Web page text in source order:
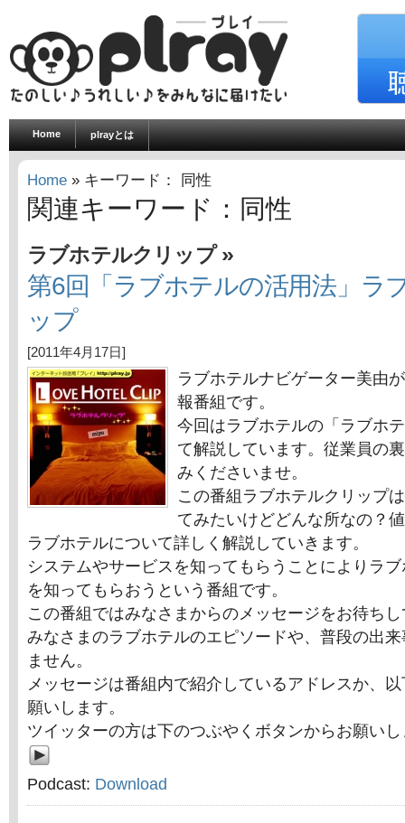
Home plrayとは
Home » キーワード： 同性
関連キーワード：同性
ラブホテルクリップ»
第6回「ラブホテルの活用法」ラ
ップ
[2011年4月17日]
ラブホテルナビゲーター美由
報番組です。
今回はラブホテルの「ラブホ
て解説しています。従業員の
みくださいませ。
この番組ラブホテルクリップ
てみたいけどどんな所なの？
ラブホテルについて詳しく解説していきます。
システムやサービスを知ってもらうことによりラ
を知ってもらおうという番組です。
この番組ではみなさまからのメッセージをお待ち
みなさまのラブホテルのエピソードや、普段の出
ません。
メッセージは番組内で紹介しているアドレスか、
願いします。
ツイッターの方は下のつぶやくボタンからお願い
Podcast: Download